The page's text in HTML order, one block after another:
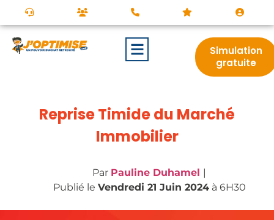
Simulation
gratuite
Reprise Timide du Marché
Immobilier
Par Pauline Duhamel
Publié le Vendredi 21 Juin 2024à 6H30